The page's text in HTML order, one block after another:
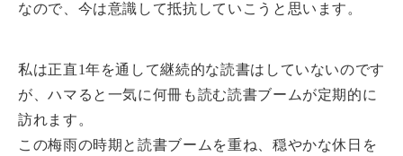
なので、今は意識して抵抗していこうと思います。
私は正直1年を通して継続的な読書はしていないのです
が、ハマると一気に何冊も読む読書ブームが定期的に
訪れます。
この梅雨の時期と読書ブームを重ね、穏やかな休日を